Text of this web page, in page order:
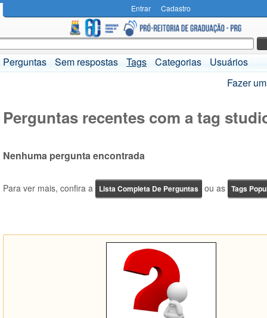
Entrar Cadastro
Perguntas Sem respostas Tags Categorias
Usuários
Fazer
Perguntas recentes com a tag
Nenhuma pergunta encontrada
Para ver mais, confira a Lista Completa De Perguntas ou as Tags